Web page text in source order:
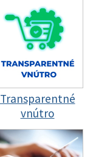
Transparentné
vnútro